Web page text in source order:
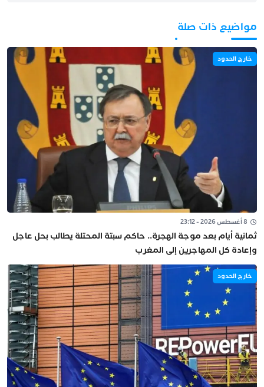
مواضيع ذات صلة
خارج الحدود
8 أغسطس 2026 - 23:12
ثمانية أيام بعد موجة الهجرة.. حاكم سبتة المحتلة يطالب بحل عاجل
وإعادة كل المهاجرين إلى المغرب
خارج الحدود